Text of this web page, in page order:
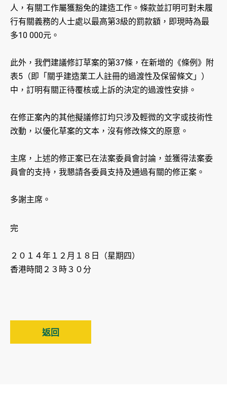
人，有關工作屬獲豁免的建造工作。條款並訂明可對未履
行有關義務的人士處以最高第3級的罰款額，即現時為最
多10 000元。
此外，我們建議修訂草案的第37條，在新增的《條例》附
表5（即「關乎建造業工人註冊的過渡性及保留條文」）
中，訂明有關正待覆核或上訴的決定的過渡性安排。
在修正案內的其他擬議修訂均只涉及輕微的文字或技術性
改動，以優化草案的文本，沒有修改條文的原意。
主席，上述的修正案已在法案委員會討論，並獲得法案委
員會的支持，我懇請各委員支持及通過有關的修正案。
多謝主席。
完
２０１４年１２月１８日（星期四）
香港時間２３時３０分
返回